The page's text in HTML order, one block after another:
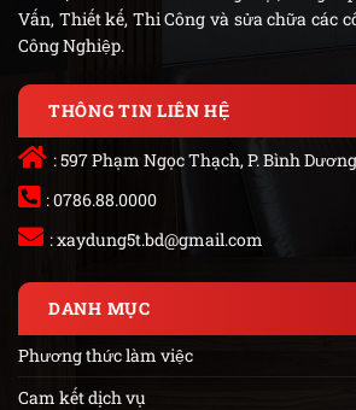
Vấn, Thiết kế, Thi Công và sửa chữa các
Công Nghiệp.
THÔNG TIN LIÊN HỆ
: 597 Phạm Ngọc Thạch, P. Bình
: 0786.88.0000
:xaydung5t.bd@gmail.com
DANH MỤC
Phương thức làm việc
Cam kết dịch vụ